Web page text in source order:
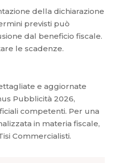
della dichiarazione
previsti può
dal beneficio fiscale.
le scadenze.
e aggiornate
Pubblicità 2026,
competenti. Per una
in materia fiscale,
Commercialisti.